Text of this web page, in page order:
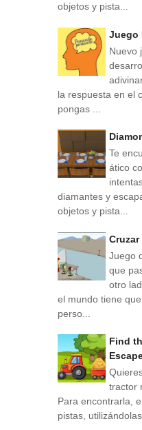
objetos y pista...
Juego
Nuevo
la respuesta en el
pongas ...
Te
ático
diamantes y
objetos y pista...
Juego
que
otro
el mundo tiene
perso...
Find
tractor
Para encontrarla,
pistas,